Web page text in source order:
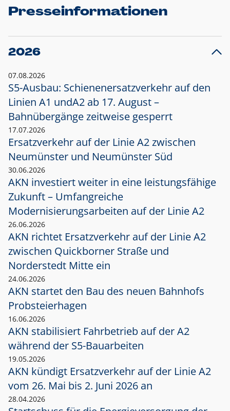
Presseinformationen
2026
07.08.2026
S5-Ausbau: Schienenersatzverkehr auf den
Linien A1 undA2 ab 17. August –
Bahnübergänge zeitweise gesperrt
17.07.2026
Ersatzverkehr auf der Linie A2 zwischen
Neumünster und Neumünster Süd
30.06.2026
AKN investiert weiter in eine leistungsfähige
Zukunft – Umfangreiche
Modernisierungsarbeiten auf der Linie A2
26.06.2026
AKN richtet Ersatzverkehr auf der Linie A2
zwischen Quickborner Straße und
Norderstedt Mitte ein
24.06.2026
AKN startet den Bau des neuen Bahnhofs
Probsteierhagen
16.06.2026
AKN stabilisiert Fahrbetrieb auf der A2
während der S5-Bauarbeiten
19.05.2026
AKN kündigt Ersatzverkehr auf der Linie A2
vom 26. Mai bis 2. Juni 2026 an
28.04.2026